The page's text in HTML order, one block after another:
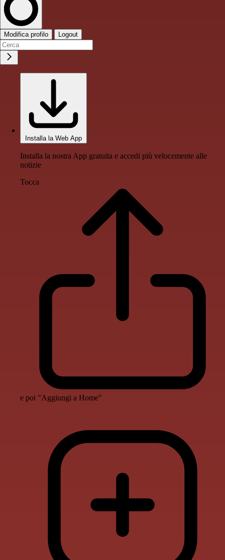
Modifica profilo Logout
Installa la Web App
Installa la nostra App gratuita e accedi più velocemente alle
notizie
Tocca
e poi "Aggiungi a Home"